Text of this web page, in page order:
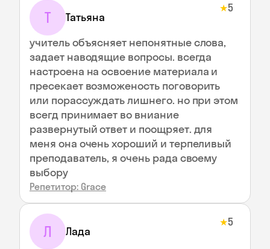
Т Татьяна
★5
учитель объясняет непонятные слова,
задает наводящие вопросы. всегда
настроена на освоение материала и
пресекает возможеность поговорить
или порассуждать лишнего. но при этом
всегд принимает во вниание
развернутый ответ и поощряет. для
меня она очень хороший и терпеливый
преподаватель, я очень рада своему
выбору
Репетитор: Grace
Л Лада
★5